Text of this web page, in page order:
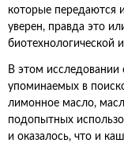
которые передаются
уверен, правда это
биотехнологической
В этом исследовании
упоминаемых в
лимонное масло,
подопытных
и оказалось, что и